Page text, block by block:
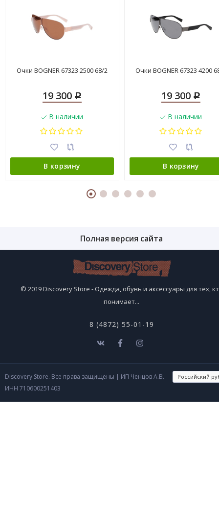
Очки BOGNER 67323 2500 68/2
19 300 Р
В наличии
В корзину
Очки BOGNER 67323 4200
19 300 Р
В наличии
В корзину
Полная версия сайта
© 2019 Discovery Store - Одежда, обувь и аксессуары для тех,
понимает...
8 (4872) 55-01-19
Discovery Store. Все права защищены | ИП Ченцов А.В.
ИНН 710600251403